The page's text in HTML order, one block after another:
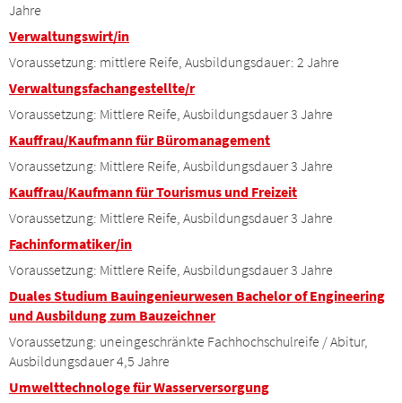
Jahre
Verwaltungswirt/in
Voraussetzung: mittlere Reife, Ausbildungsdauer: 2 Jahre
Verwaltungsfachangestellte/r
Voraussetzung: Mittlere Reife, Ausbildungsdauer 3 Jahre
Kauffrau/Kaufmann für Büromanagement
Voraussetzung: Mittlere Reife, Ausbildungsdauer 3 Jahre
Kauffrau/Kaufmann für Tourismus und Freizeit
Voraussetzung: Mittlere Reife, Ausbildungsdauer 3 Jahre
Fachinformatiker/in
Voraussetzung: Mittlere Reife, Ausbildungsdauer 3 Jahre
Duales Studium Bauingenieurwesen Bachelor of Engineering
und Ausbildung zum Bauzeichner
Voraussetzung: uneingeschränkte Fachhochschulreife / Abitur,
Ausbildungsdauer 4,5 Jahre
Umwelttechnologe für Wasserversorgung